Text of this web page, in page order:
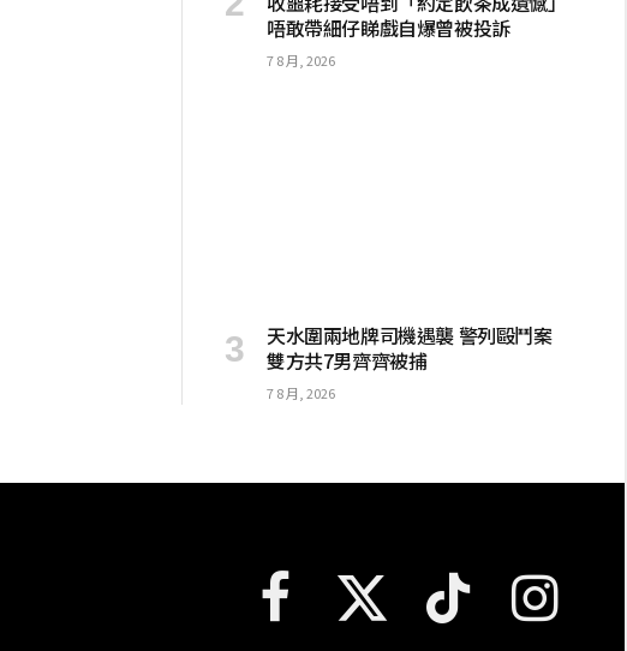
唔敢帶細仔睇戲自爆曾被投訴
7 8 月, 2026
天水圍兩地牌司機遇襲 警列毆鬥案
雙方共7男齊齊被捕
7 8 月, 2026
Facebook X
TikTok Instagram